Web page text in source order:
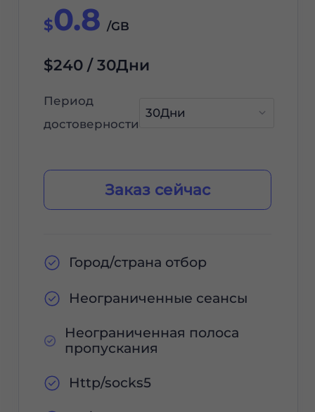
$0.8 /GB
$240 / 30Дни
Период
достоверности
Заказ сейчас
Город/страна отбор
Неограниченные сеансы
Неограниченная полоса
пропускания
Http/socks5